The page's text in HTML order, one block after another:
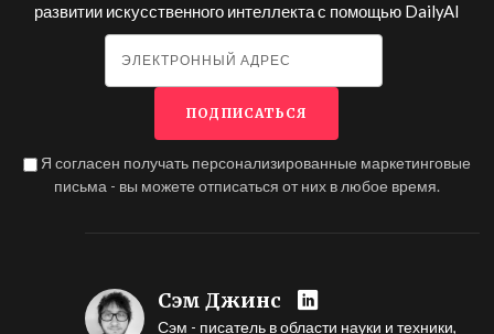
развитии искусственного интеллекта с помощью DailyAI
Я согласен получать персонализированные маркетинговые
письма - вы можете отписаться от них в любое время.
Сэм Джинс
Сэм - писатель в области науки и техники,